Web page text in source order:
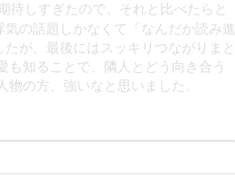
待しすぎたので、それと比べたらと
気の話題しかなくて「なんだか読み進
が、最後にはスッキリつながりまと
も知ることで、隣人とどう向き合う
の方、強いなと思いました。